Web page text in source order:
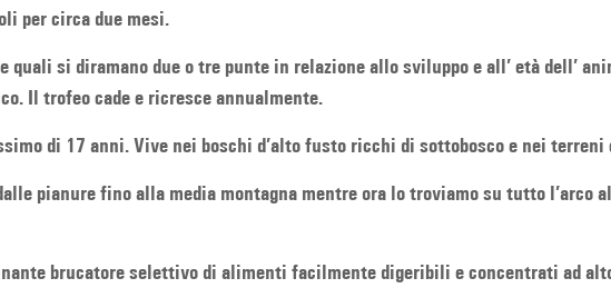
per circa due mesi.
si diramano due o tre punte in relazione allo sviluppo e all’ età dell’
Il trofeo cade e ricresce annualmente.
di 17 anni. Vive nei boschi d’alto fusto ricchi di sottobosco e nei
pianure fino alla media montagna mentre ora lo troviamo su tutto l’arco
brucatore selettivo di alimenti facilmente digeribili e concentrati ad